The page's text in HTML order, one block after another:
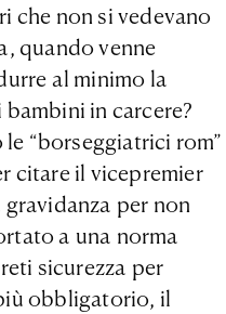
che non si vedevano
quando venne
al minimo la
in carcere?
“borseggiatrici rom”
citare il vicepremier
per non
a una norma
sicurezza per
obbligatorio, il